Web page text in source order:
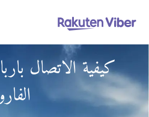
كيفية الاتصال